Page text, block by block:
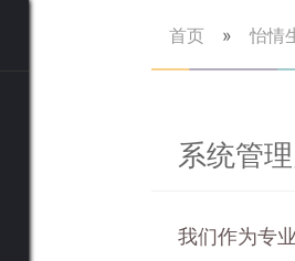
首页 » 怡情
系统管
我们作为专